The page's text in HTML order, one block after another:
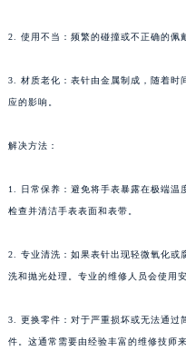
2. 使用不当：频繁的碰撞或不正确的佩
3. 材质老化：表针由金属制成，随着时
应的影响。
解决方法：
1. 日常保养：避免将手表暴露在极端温
检查并清洁手表表面和表带。
2. 专业清洗：如果表针出现轻微氧化或
洗和抛光处理。专业的维修人员会使用
3. 更换零件：对于严重损坏或无法通过
件。这通常需要由经验丰富的维修技师来